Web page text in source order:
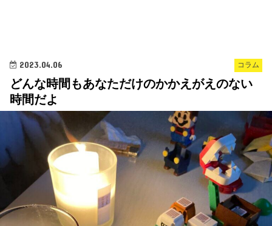
コラム
2023.04.06
どんな時間もあなただけのかかえがえのない
時間だよ